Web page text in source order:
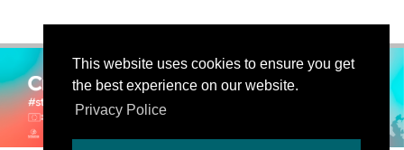
This website uses cookies to ensure you get
the best experience on our website.
Privacy Police